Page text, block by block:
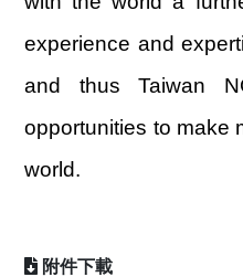
experience and
and thus Taiwan
opportunities to make
world.
附件下載